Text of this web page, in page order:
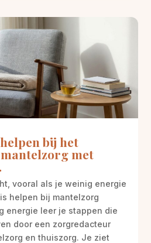
bij het
met
vooral als je weinig energie
helpen bij mantelzorg
energie leer je stappen die
door een zorgredacteur
en thuiszorg. Je ziet